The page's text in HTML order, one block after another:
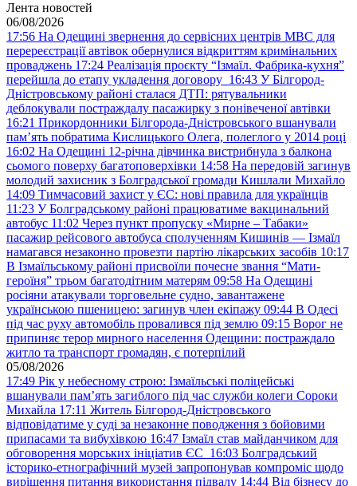
Лента новостей
06/08/2026
17:56 На Одещині звернення до сервісних центрів МВС для
перереєстрації автівок обернулися відкриттям кримінальних
проваджень 17:24 Реалізація проєкту “Ізмаїл. Фабрика-кухня”
перейшла до етапу укладення договору 16:43 У Білгород-
Дністровському районі сталася ДТП: рятувальники
деблокували постраждалу пасажирку з понівеченої автівки
16:21 Прикордонники Білгорода-Дністровського вшанували
пам’ять побратима Кислицького Олега, полеглого у 2014 році
16:02 На Одещині 12-річна дівчинка вистрибнула з балкона
сьомого поверху багатоповерхівки 14:58 На передовій загинув
молодий захисник з Болградської громади Кишлали Михайло
14:09 Тимчасовий захист у ЄС: нові правила для українців
11:23 У Болградському районі працюватиме вакцинальний
автобус 11:02 Через пункт пропуску «Мирне – Табаки»
пасажир рейсового автобуса сполученням Кишинів — Ізмаїл
намагався незаконно провезти партію лікарських засобів 10:17
В Ізмаїльському районі присвоїли почесне звання “Мати-
героїня” трьом багатодітним матерям 09:58 На Одещині
росіяни атакували торговельне судно, завантажене
українською пшеницею: загинув член екіпажу 09:44 В Одесі
під час руху автомобіль провалився під землю 09:15 Ворог не
припиняє терор мирного населення Одещини: постраждало
житло та транспорт громадян, є потерпілий
05/08/2026
17:49 Рік у небесному строю: Ізмаїльські поліцейські
вшанували пам’ять загиблого під час служби колеги Сороки
Михайла 17:11 Житель Білгород-Дністровського
відповідатиме у суді за незаконне поводження з бойовими
припасами та вибухівкою 16:47 Ізмаїл став майданчиком для
обговорення морських ініціатив ЄС 16:03 Болградський
історико-етнографічний музей запропонував компроміс щодо
вирішення питання використання підвалу 14:44 Від бізнесу до